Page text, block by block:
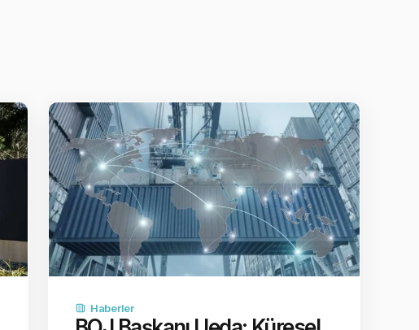
Haberler